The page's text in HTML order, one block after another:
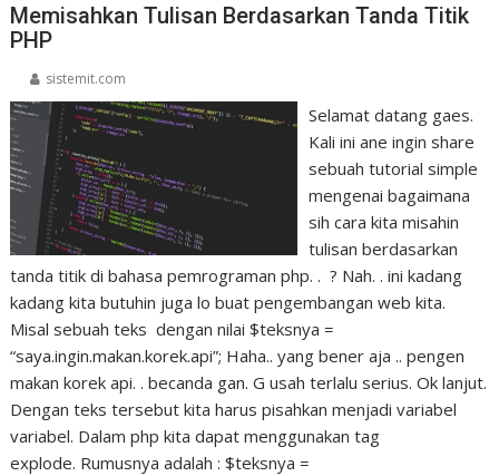
Memisahkan Tulisan Berdasarkan Tanda Titik
PHP
sistemit.com
Selamat datang gaes.
Kali ini ane ingin share
sebuah tutorial simple
mengenai bagaimana
sih cara kita misahin
tulisan berdasarkan
tanda titik di bahasa pemrograman php. . ? Nah. . ini kadang
kadang kita butuhin juga lo buat pengembangan web kita.
Misal sebuah teks dengan nilai $teksnya =
“saya.ingin.makan.korek.api”; Haha.. yang bener aja .. pengen
makan korek api. . becanda gan. G usah terlalu serius. Ok lanjut.
Dengan teks tersebut kita harus pisahkan menjadi variabel
variabel. Dalam php kita dapat menggunakan tag
explode. Rumusnya adalah : $teksnya =